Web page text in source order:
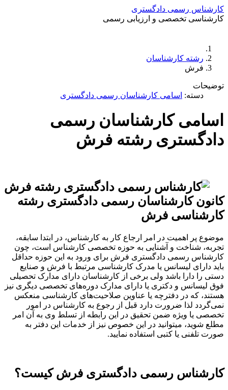
کارشناس رسمی دادگستری
کارشناسی تخصصی و ارزیابی رسمی
رشته کارشناسان
فرش
توضیحات
دسته: اسامی کارشناسان رسمی دادگستری
اسامی کارشناسان رسمی
دادگستری رشته فرش
کانون کارشناسان رسمی دادگستری رشته
کارشناسی فرش
موضوع پر اهمیت در امر ارجاع کار به کارشناس، در ابتدا سابقه،
تجربه، شناخت و آشنایی به حوزه تخصصی کارشناس است، چون
کارشناس رسمی دادگستری فرش برای ورود به این حوزه حداقل
باید دارای لیسانس یا مدرک کارشناسی مرتبط با فرش و صنایع
دستی را دارا باشد ولی برخی از کارشناسان دارای مدارک تحصیلی
فوق لیسانس و دکتری یا دارای مدارک دوره‌های تخصصی دیگری نیز
هستند، که در دفترچه یا عناوین صلاحیت‌های کارشناسی منعکس
نمی‌گردد لذا ضرورت دارد قبل از رجوع به کارشناس در امور
تخصصی یا ویژه ضمن تحقیق در این رابطه از تسلط وی به آن امر
مطلع شوید، میتوانید در این خصوص نیز از خدمات این دفتر به
صورت تلفنی یا کتبی استفاده نمایید.
کارشناس رسمی دادگستری فرش کیست؟